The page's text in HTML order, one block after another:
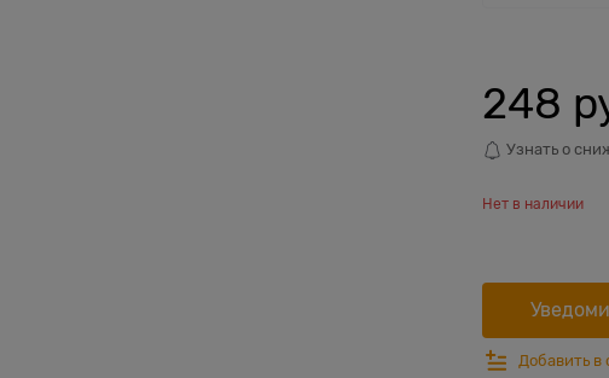
248
Узнать о
Нет в наличии
Добавить в